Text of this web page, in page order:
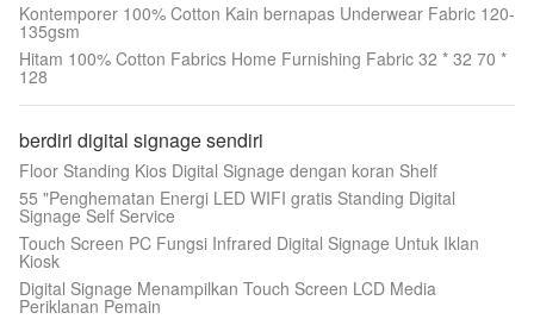
Kontemporer 100% Cotton Kain bernapas Underwear Fabric 120-
135gsm
Hitam 100% Cotton Fabrics Home Furnishing Fabric 32 * 32 70 *
128
berdiri digital signage sendiri
Floor Standing Kios Digital Signage dengan koran Shelf
55 "Penghematan Energi LED WIFI gratis Standing Digital
Signage Self Service
Touch Screen PC Fungsi Infrared Digital Signage Untuk Iklan
Kiosk
Digital Signage Menampilkan Touch Screen LCD Media
Periklanan Pemain